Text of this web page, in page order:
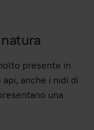
presente in
anche i nidi di
una